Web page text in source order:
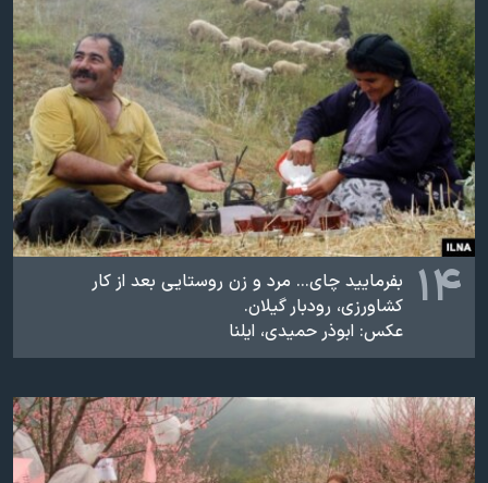
۱۴
بفرمایید چای... مرد و زن روستایی بعد از کار
کشاورزی، رودبار گیلان.
عکس: ابوذر حمیدی، ایلنا